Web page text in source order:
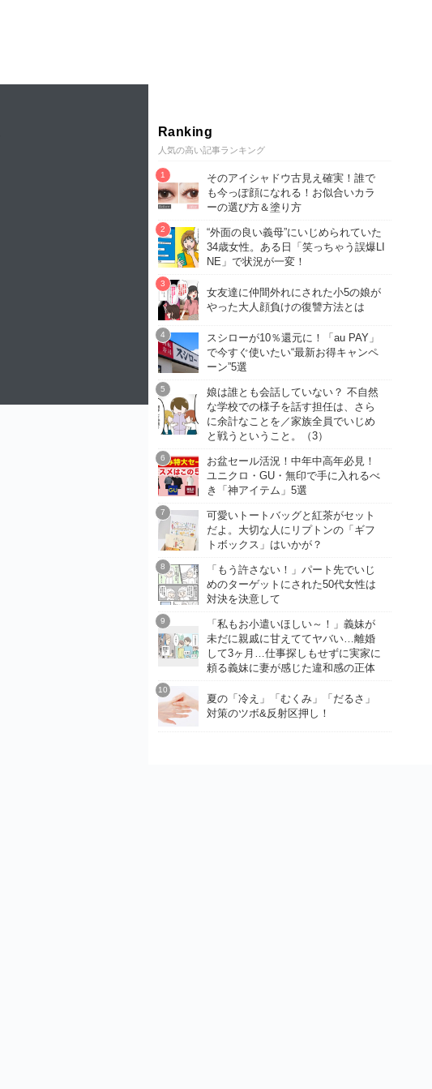
Ranking
人気の高い記事ランキング
そのアイシャドウ古見え確実！誰で
も今っぽ顔になれる！お似合いカラ
ーの選び方＆塗り方
“外面の良い義母”にいじめられていた
34歳女性。ある日「笑っちゃう誤爆LI
NE」で状況が一変！
女友達に仲間外れにされた小5の娘が
やった大人顔負けの復讐方法とは
スシローが10％還元に！「au PAY」
で今すぐ使いたい“最新お得キャンペ
ーン”5選
娘は誰とも会話していない？ 不自然
な学校での様子を話す担任は、さら
に余計なことを／家族全員でいじめ
と戦うということ。（3）
お盆セール活況！中年中高年必見！
ユニクロ・GU・無印で手に入れるべ
き「神アイテム」5選
可愛いトートバッグと紅茶がセット
だよ。大切な人にリプトンの「ギフ
トボックス」はいかが？
「もう許さない！」パート先でいじ
めのターゲットにされた50代女性は
対決を決意して
「私もお小遣いほしい～！」義妹が
未だに親戚に甘えててヤバい…離婚
して3ヶ月…仕事探しもせずに実家に
頼る義妹に妻が感じた違和感の正体
夏の「冷え」「むくみ」「だるさ」
対策のツボ&反射区押し！